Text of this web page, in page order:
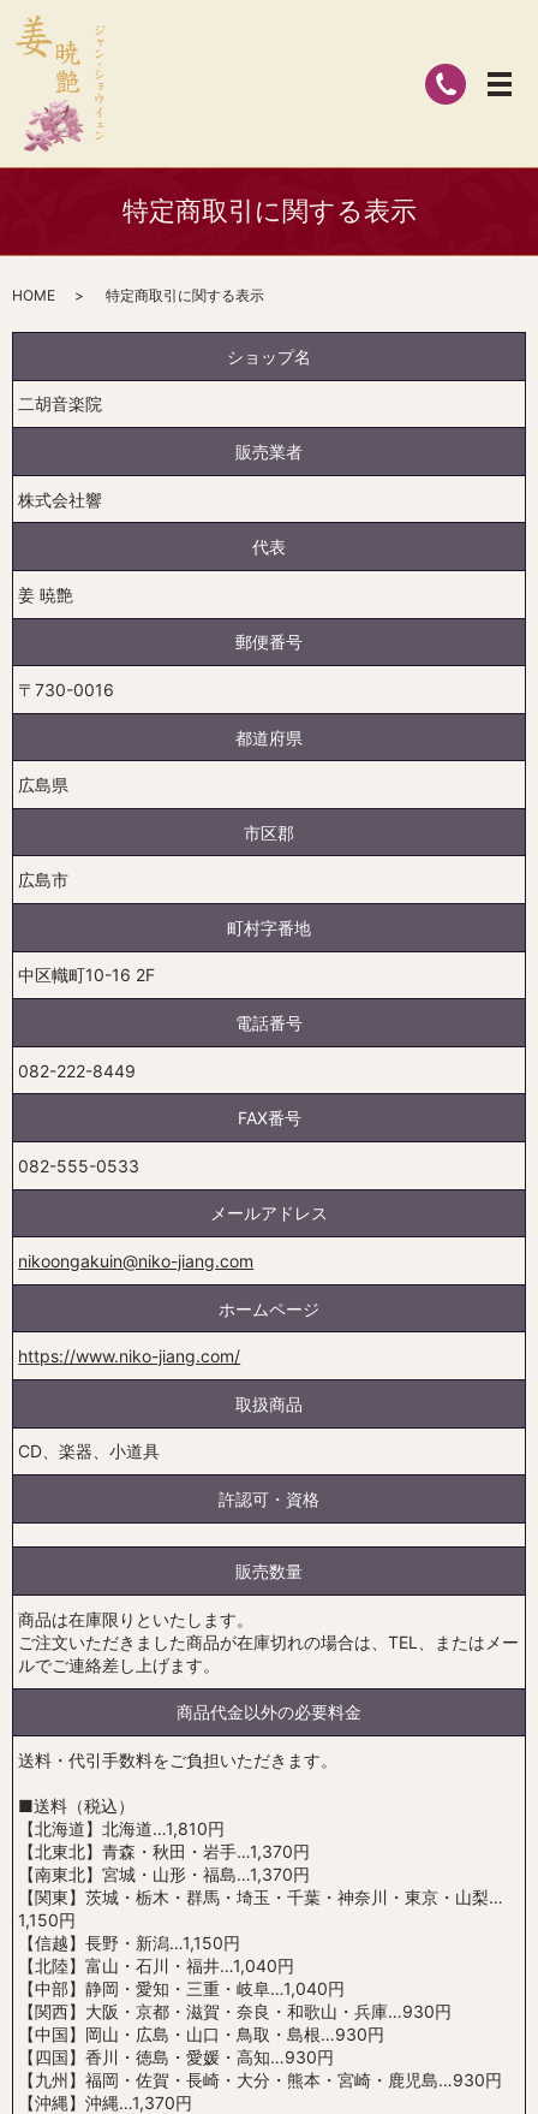
特定商取引に関する表示
HOME 特定商取引に関する表示
ショップ名
二胡音楽院
販売業者
株式会社響
代表
姜 暁艶
郵便番号
〒730-0016
都道府県
広島県
市区郡
広島市
町村字番地
中区幟町10-16 2F
電話番号
082-222-8449
FAX番号
082-555-0533
メールアドレス
nikoongakuin@niko-jiang.com
ホームページ
https://www.niko-jiang.com/
取扱商品
CD、楽器、小道具
許認可・資格
販売数量
商品は在庫限りといたします。
ご注文いただきました商品が在庫切れの場合は、TEL、またはメー
ルでご連絡差し上げます。
商品代金以外の必要料金
送料・代引手数料をご負担いただきます。
■送料（税込）
【北海道】北海道…1,810円
【北東北】青森・秋田・岩手…1,370円
【南東北】宮城・山形・福島…1,370円
【関東】茨城・栃木・群馬・埼玉・千葉・神奈川・東京・山梨…
1,150円
【信越】長野・新潟…1,150円
【北陸】富山・石川・福井…1,040円
【中部】静岡・愛知・三重・岐阜…1,040円
【関西】大阪・京都・滋賀・奈良・和歌山・兵庫…930円
【中国】岡山・広島・山口・鳥取・島根…930円
【四国】香川・徳島・愛媛・高知…930円
【九州】福岡・佐賀・長崎・大分・熊本・宮崎・鹿児島…930円
【沖縄】沖縄…1,370円